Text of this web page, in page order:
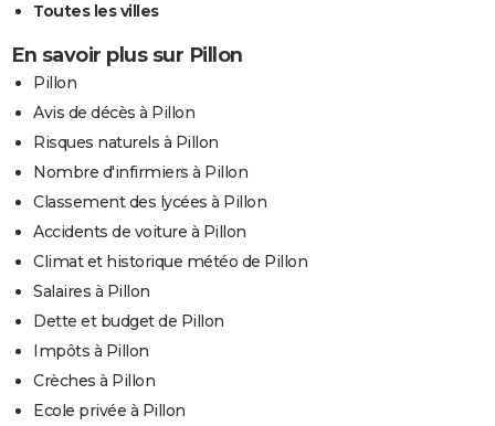
Toutes les villes
En savoir plus sur Pillon
Pillon
Avis de décès à Pillon
Risques naturels à Pillon
Nombre d'infirmiers à Pillon
Classement des lycées à Pillon
Accidents de voiture à Pillon
Climat et historique météo de Pillon
Salaires à Pillon
Dette et budget de Pillon
Impôts à Pillon
Crèches à Pillon
Ecole privée à Pillon